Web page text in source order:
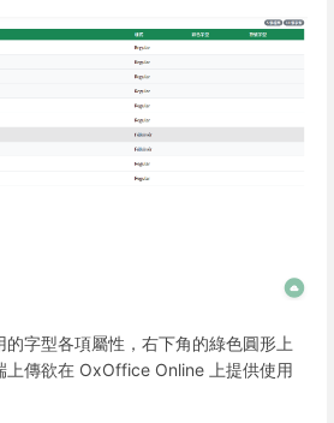
字型各項屬性，右下角的綠色圓形上
上傳欲在 OxOffice Online 上提供使用